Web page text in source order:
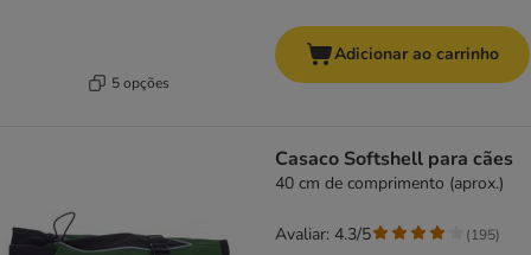
5 opções
Adicionar ao carrinho
Casaco Softshell para cães
40 cm de comprimento (aprox.)
Avaliar: 4.3/5 (195)